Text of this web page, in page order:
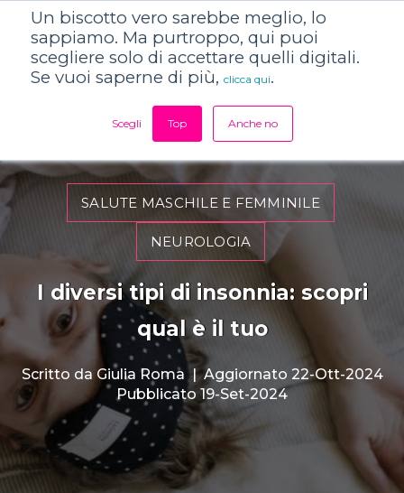
Un biscotto vero sarebbe meglio, lo
sappiamo. Ma purtroppo, qui puoi
scegliere solo di accettare quelli digitali.
Se vuoi saperne di più, clicca qui.
Scegli Top Anche no
SALUTE MASCHILE E FEMMINILE
NEUROLOGIA
I diversi tipi di insonnia: scopri
qual è il tuo
Scritto da Giulia Roma |Aggiornato 22-Ott-2024
Pubblicato 19-Set-2024